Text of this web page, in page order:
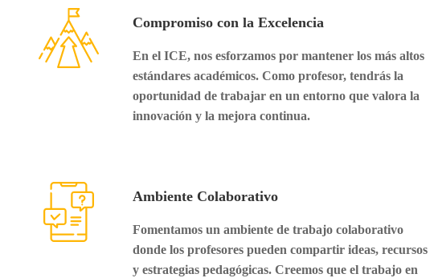
Compromiso con la Excelencia
En el ICE, nos esforzamos por mantener los más altos
estándares académicos. Como profesor, tendrás la
oportunidad de trabajar en un entorno que valora la
innovación y la mejora continua.
Ambiente Colaborativo
Fomentamos un ambiente de trabajo colaborativo
donde los profesores pueden compartir ideas, recursos
y estrategias pedagógicas. Creemos que el trabajo en